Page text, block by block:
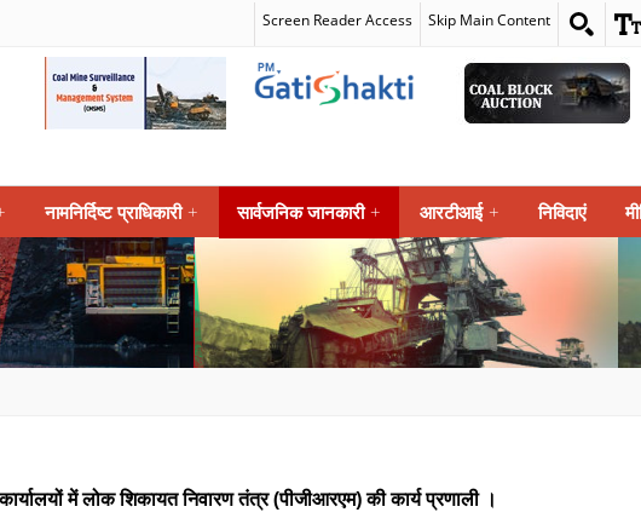
Screen Reader Access Skip Main Content
नामनिर्दिष्ट प्राधिकारी + सार्वजनिक जानकारी + आरटीआई + निविदाएं
में लोक शिकायत निवारण तंत्र (पीजीआरएम) की कार्य प्रणाली ।